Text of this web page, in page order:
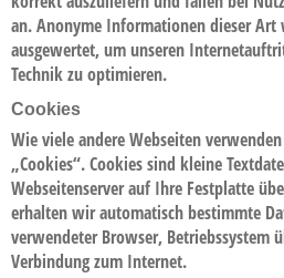
an. Anonyme Informationen dieser
ausgewertet, um unseren
Technik zu optimieren.
Cookies
Wie viele andere Webseiten
„Cookies“. Cookies sind kleine
Webseitenserver auf Ihre Festplatte
erhalten wir automatisch bestimmte
verwendeter Browser, Betriebssystem
Verbindung zum Internet.